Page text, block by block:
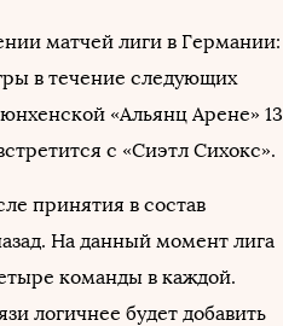
матчей лиги в Германии:
в течение следующих
«Альянц Арене» 13
с «Сиэтл Сихокс».
принятия в состав
На данный момент лига
команды в каждой.
логичнее будет добавить